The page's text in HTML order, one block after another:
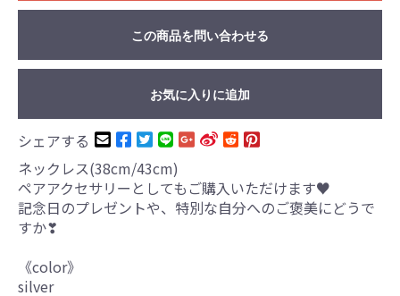
この商品を問い合わせる
お気に入りに追加
シェアする
ネックレス(38cm/43cm)
ペアアクセサリーとしてもご購入いただけます♥
記念日のプレゼントや、特別な自分へのご褒美にどうで
すか❣
《color》
silver